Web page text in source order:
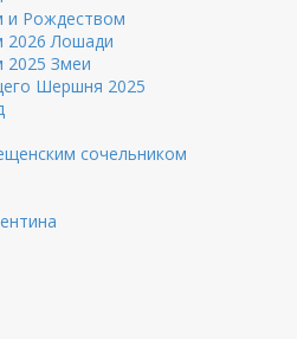
и Рождеством
Лошади
Змеи
Шершня 2025
сочельником